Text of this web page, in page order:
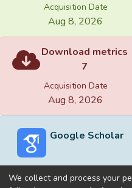
Acquisition Date
Aug 8, 2026
Download metrics
7
Acquisition Date
Aug 8, 2026
Google Scholar
We collect and process your